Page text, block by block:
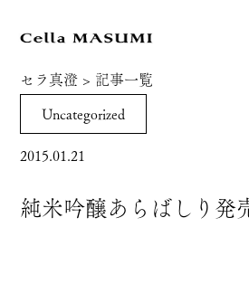
セラ真澄 > 記事一覧
Uncategorized
2015.01.21
純米吟醸あらばしり発